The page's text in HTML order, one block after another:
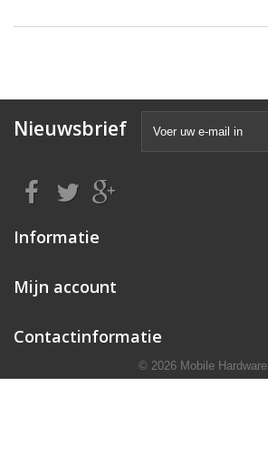
Nieuwsbrief
Informatie
Mijn account
Contactinformatie
© 2026 Mobile Hardware